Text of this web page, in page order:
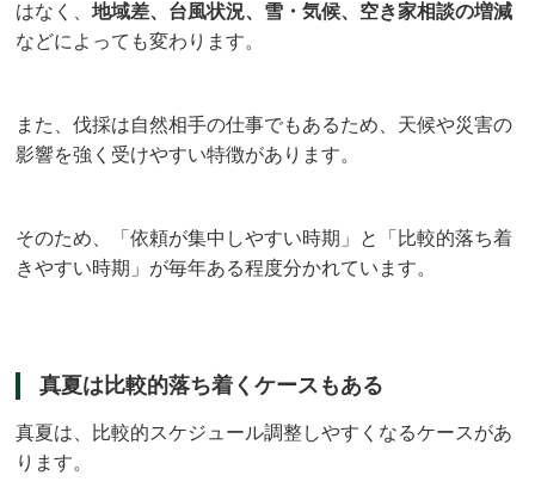
はなく、地域差、台風状況、雪・気候、空き家相談の増減
などによっても変わります。
また、伐採は自然相手の仕事でもあるため、天候や災害の
影響を強く受けやすい特徴があります。
そのため、「依頼が集中しやすい時期」と「比較的落ち着
きやすい時期」が毎年ある程度分かれています。
真夏は比較的落ち着くケースもある
真夏は、比較的スケジュール調整しやすくなるケースがあ
ります。